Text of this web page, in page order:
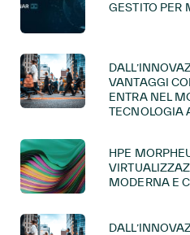
GESTITO PER
VANTAGGI
ENTRA NEL
TECNOLOGIA
HPE
MODERNA E